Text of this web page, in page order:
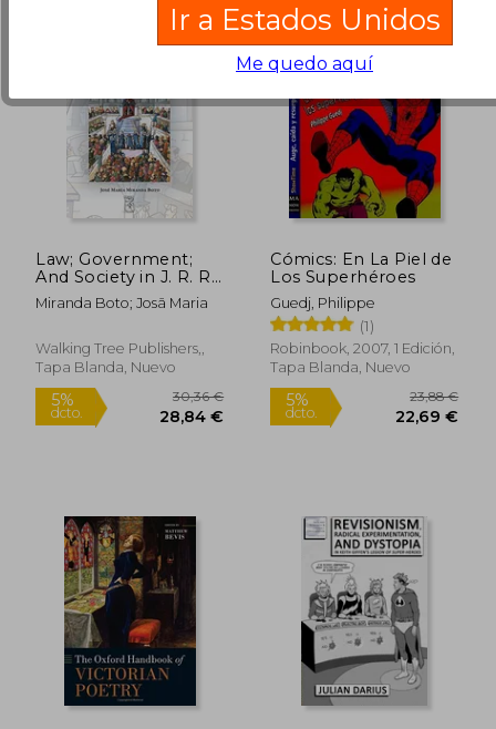
Rápido Rápido
Law; Government;
And Society in J. R. R.
Tolkien's Works
Miranda Boto; Josã Maria
Walking Tree Publishers,,
Tapa Blanda, Nuevo
Cómics: En La Piel de
Los Superhéroes
Guedj, Philippe
(1)
Robinbook, 2007, 1 Edición,
Tapa Blanda, Nuevo
Ir a Estados Unidos
Me quedo aquí